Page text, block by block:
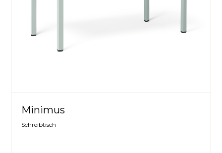
Minimus
Schreibtisch